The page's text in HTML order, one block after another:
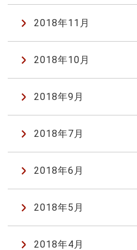
2018年11月
2018年10月
2018年9月
2018年7月
2018年6月
2018年5月
2018年4月